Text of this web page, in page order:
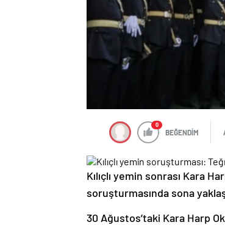
0
BEĞENDİM
Kılıçlı yemin sonrası Kara
soruşturmasında sona
30 Ağustos’taki Kara Harp